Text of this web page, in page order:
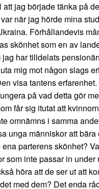
jag började tänka på
när jag hörde mina
Förhållandevis
skönhet som en av
har tilldelats
mig mot någon slags
visa tantens erfarenhet.
på vad detta gör
får sig itutat att
omnämns i samma
unga människor att
parterens skönhet?
som inte passar in under
höra att de ser ut att
med dem? Det enda